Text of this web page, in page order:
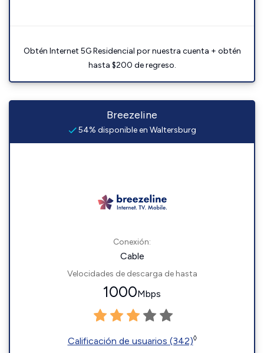
Obtén Internet 5G Residencial por nuestra cuenta + obtén
hasta $200 de regreso.
Breezeline
54% disponible en Waltersburg
Conexión:
Cable
Velocidades de descarga de hasta
1000Mbps
Calificación de usuarios (342)◊